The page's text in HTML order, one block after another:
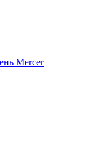
Mercer